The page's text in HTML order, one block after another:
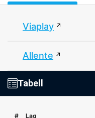
Viaplay
Allente
Tabell
# Lag